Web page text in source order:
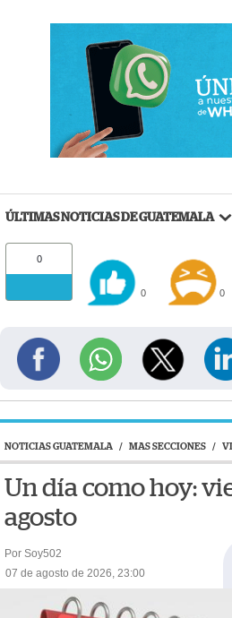
ÚLTIMAS NOTICIAS DE GUATEMALA
0
0 0
NOTICIAS GUATEMALA / MAS SECCIONES /
Un día como hoy:
agosto
Por Soy502
07 de agosto de 2026, 23:00